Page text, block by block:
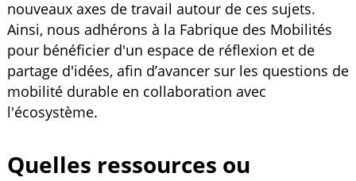
nouveaux axes de travail autour de ces sujets.
Ainsi, nous adhérons à la Fabrique des Mobilités
pour bénéficier d'un espace de réflexion et de
partage d'idées, afin d’avancer sur les questions de
mobilité durable en collaboration avec
l'écosystème.
Quelles ressources ou